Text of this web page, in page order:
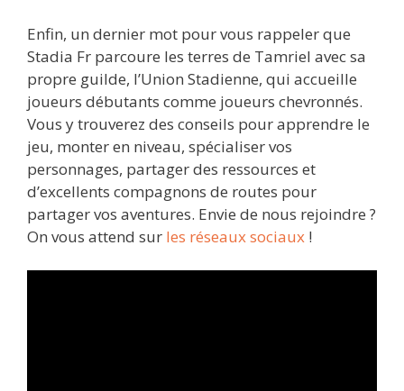
Enfin, un dernier mot pour vous rappeler que
Stadia Fr parcoure les terres de Tamriel avec sa
propre guilde, l’Union Stadienne, qui accueille
joueurs débutants comme joueurs chevronnés.
Vous y trouverez des conseils pour apprendre le
jeu, monter en niveau, spécialiser vos
personnages, partager des ressources et
d’excellents compagnons de routes pour
partager vos aventures. Envie de nous rejoindre ?
On vous attend sur les réseaux sociaux !